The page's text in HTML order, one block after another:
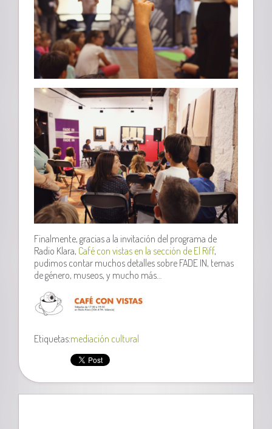
Finalmente, gracias a la invitación del programa de
Radio Klara, Café con vistas en la sección de El Riff,
pudimos contar muchos detalles sobre FADE IN, temas
de género, museos, y mucho más…
Etiquetas:mediación cultural